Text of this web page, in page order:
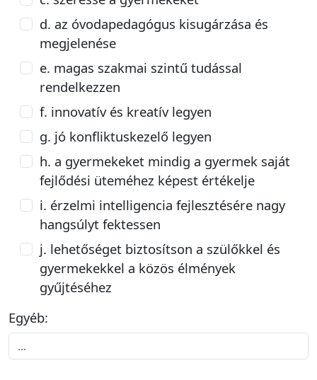
d. az óvodapedagógus kisugárzása és
megjelenése
e. magas szakmai szintű tudással
rendelkezzen
f. innovatív és kreatív legyen
g. jó konfliktuskezelő legyen
h. a gyermekeket mindig a gyermek saját
fejlődési üteméhez képest értékelje
i. érzelmi intelligencia fejlesztésére nagy
hangsúlyt fektessen
j. lehetőséget biztosítson a szülőkkel és
gyermekekkel a közös élmények
gyűjtéséhez
Egyéb: